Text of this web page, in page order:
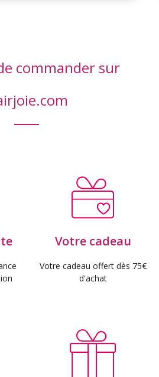
commander sur
Votre cadeau
Votre cadeau offert dès 75€
d'achat